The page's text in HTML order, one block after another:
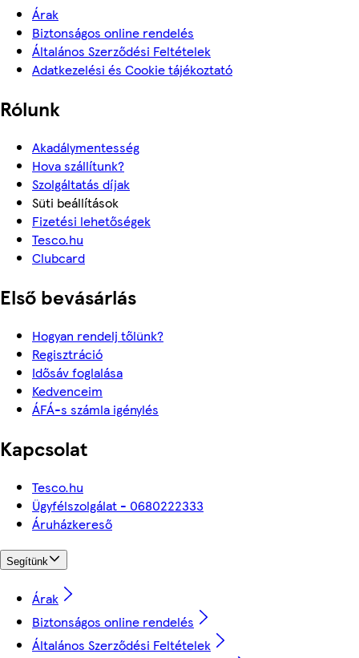
Árak
Biztonságos online rendelés
Általános Szerződési Feltételek
Adatkezelési és Cookie tájékoztató
Rólunk
Akadálymentesség
Hova szállítunk?
Szolgáltatás díjak
Süti beállítások
Fizetési lehetőségek
Tesco.hu
Clubcard
Első bevásárlás
Hogyan rendelj tőlünk?
Regisztráció
Idősáv foglalása
Kedvenceim
ÁFÁ-s számla igénylés
Kapcsolat
Tesco.hu
Ügyfélszolgálat - 0680222333
Áruházkereső
Segítünk
Árak
Biztonságos online rendelés
Általános Szerződési Feltételek